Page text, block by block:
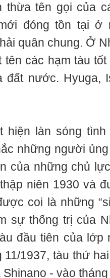
thừa tên gọi của
đóng tồn tại ở
quân chung. Ở
tên các hạm tàu
đất nước. Hyuga,
hiện làn sóng
những người
của những chủ
niên 1930 và
coi là những
sự thống trị của
đầu tiên của lớp
1937, tàu thứ
- vào